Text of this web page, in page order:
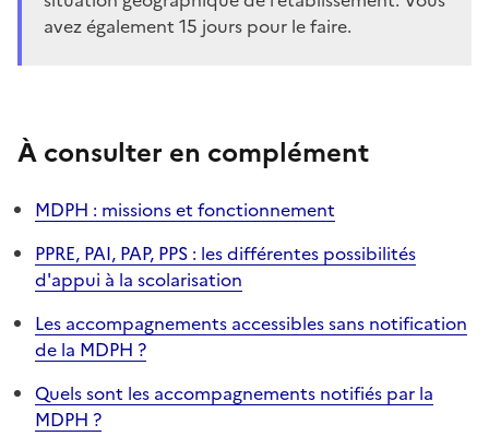
avez également 15 jours pour le faire.
À consulter en complément
MDPH : missions et fonctionnement
PPRE, PAI, PAP, PPS : les différentes possibilités
d'appui à la scolarisation
Les accompagnements accessibles sans notification
de la MDPH ?
Quels sont les accompagnements notifiés par la
MDPH ?